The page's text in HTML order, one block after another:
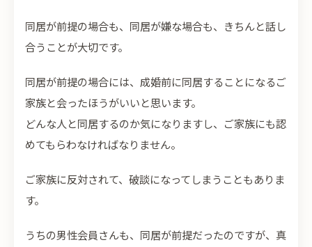
同居が前提の場合も、同居が嫌な場合も、きちんと話し
合うことが大切です。
同居が前提の場合には、成婚前に同居することになるご
家族と会ったほうがいいと思います。
どんな人と同居するのか気になりますし、ご家族にも認
めてもらわなければなりません。
ご家族に反対されて、破談になってしまうこともありま
す。
うちの男性会員さんも、同居が前提だったのですが、真